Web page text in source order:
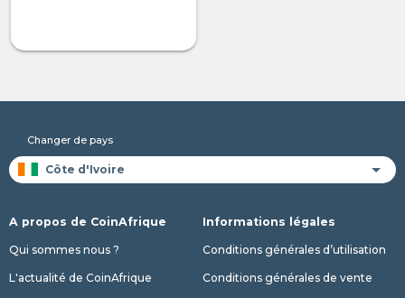
Changer de pays
A propos de CoinAfrique
Qui sommes nous ?
L'actualité de CoinAfrique
Informations légales
Conditions générales d’utilisation
Conditions générales de vente